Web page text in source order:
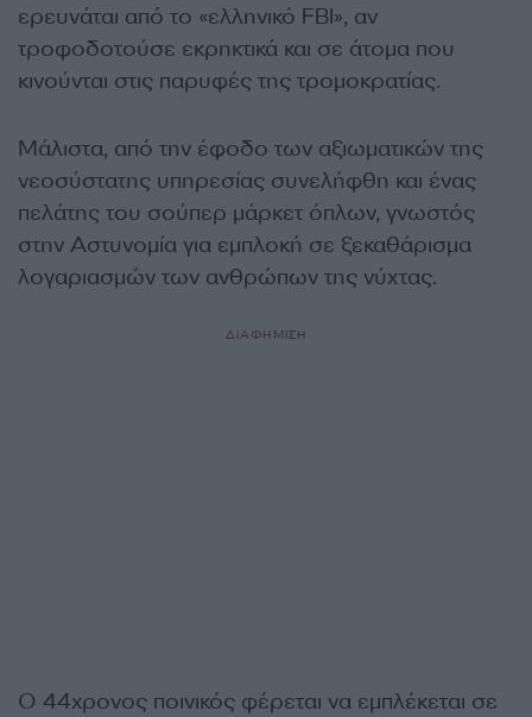
ερευνάται από το «ελληνικό FBI», αν
τροφοδοτούσε εκρηκτικά και σε άτομα που
κινούνται στις παρυφές της τρομοκρατίας.
Μάλιστα, από την έφοδο των αξιωματικών της
νεοσύστατης υπηρεσίας συνελήφθη και ένας
πελάτης του σούπερ μάρκετ όπλων, γνωστός
στην Αστυνομία για εμπλοκή σε ξεκαθάρισμα
λογαριασμών των ανθρώπων της νύχτας.
ΔΙΑΦΗΜΙΣΗ
Ο 44χρονος ποινικός φέρεται να εμπλέκεται σε